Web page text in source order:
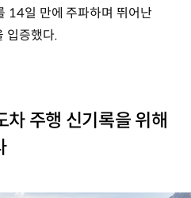
일 만에 주파하며 뛰어난
입증했다.
주행 신기록을 위해